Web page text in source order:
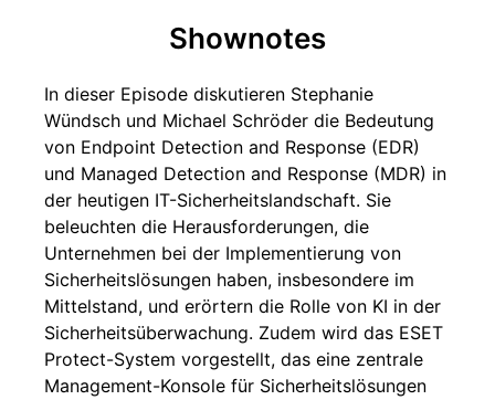
Shownotes
In dieser Episode diskutieren Stephanie
Wündsch und Michael Schröder die Bedeutung
von Endpoint Detection and Response (EDR)
und Managed Detection and Response (MDR) in
der heutigen IT-Sicherheitslandschaft. Sie
beleuchten die Herausforderungen, die
Unternehmen bei der Implementierung von
Sicherheitslösungen haben, insbesondere im
Mittelstand, und erörtern die Rolle von KI in der
Sicherheitsüberwachung. Zudem wird das ESET
Protect-System vorgestellt, das eine zentrale
Management-Konsole für Sicherheitslösungen